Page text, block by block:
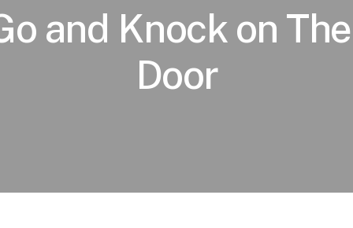
and Knock on
Door